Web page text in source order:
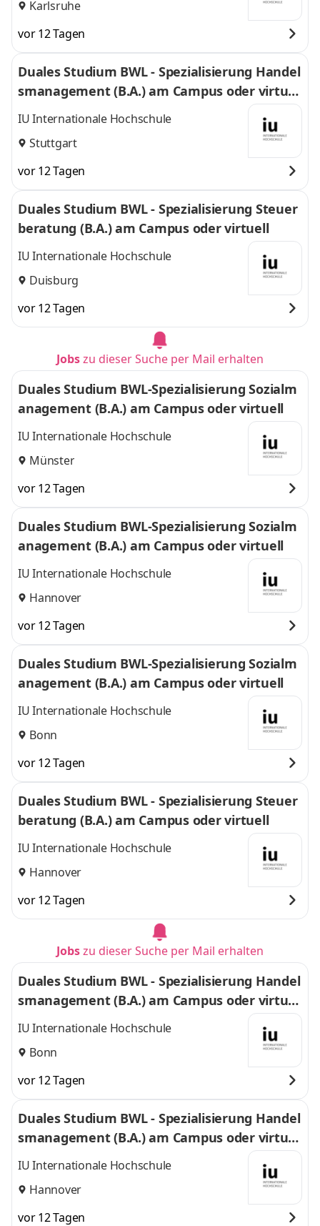
Karlsruhe
vor 12 Tagen
Duales Studium BWL - Spezialisierung Handel
smanagement (B.A.) am Campus oder virtuel
l
IU Internationale Hochschule
Stuttgart
vor 12 Tagen
Duales Studium BWL - Spezialisierung Steuer
beratung (B.A.) am Campus oder virtuell
IU Internationale Hochschule
Duisburg
vor 12 Tagen
Jobszu dieser Suche per Mail erhalten
Duales Studium BWL-Spezialisierung Sozialm
anagement (B.A.) am Campus oder virtuell
IU Internationale Hochschule
Münster
vor 12 Tagen
Duales Studium BWL-Spezialisierung Sozialm
anagement (B.A.) am Campus oder virtuell
IU Internationale Hochschule
Hannover
vor 12 Tagen
Duales Studium BWL-Spezialisierung Sozialm
anagement (B.A.) am Campus oder virtuell
IU Internationale Hochschule
Bonn
vor 12 Tagen
Duales Studium BWL - Spezialisierung Steuer
beratung (B.A.) am Campus oder virtuell
IU Internationale Hochschule
Hannover
vor 12 Tagen
Jobszu dieser Suche per Mail erhalten
Duales Studium BWL - Spezialisierung Handel
smanagement (B.A.) am Campus oder virtuel
l
IU Internationale Hochschule
Bonn
vor 12 Tagen
Duales Studium BWL - Spezialisierung Handel
smanagement (B.A.) am Campus oder virtuel
l
IU Internationale Hochschule
Hannover
vor 12 Tagen